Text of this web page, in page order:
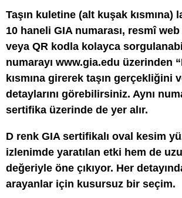
Taşın kuletine (alt kuşak kısmına)
10 haneli GIA numarası, resmî
veya QR kodla kolayca
numarayı www.gia.edu üzerinden
kısmına girerek taşın gerçekliğini
detaylarını görebilirsiniz. Aynı
sertifika üzerinde de yer alır.
D renk GIA sertifikalı oval kesim
izlenimde yaratılan etki hem de
değeriyle öne çıkıyor. Her
arayanlar için kusursuz bir seçim.